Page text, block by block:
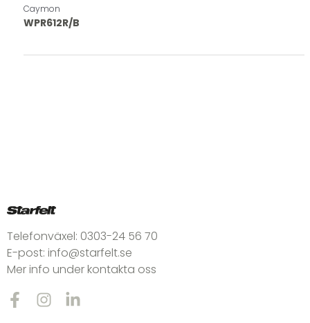
Caymon
WPR612R/B
Telefonväxel: 0303-24 56 70
E-post: info@starfelt.se
Mer info under kontakta oss